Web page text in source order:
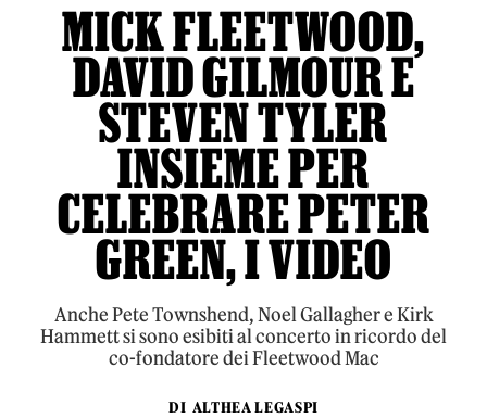
MICK FLEETWOOD,
DAVID GILMOUR E
STEVEN TYLER
INSIEME PER
CELEBRARE PETER
GREEN, I VIDEO
Anche Pete Townshend, Noel Gallagher e Kirk
Hammett si sono esibiti al concerto in ricordo del
co-fondatore dei Fleetwood Mac
DI ALTHEA LEGASPI